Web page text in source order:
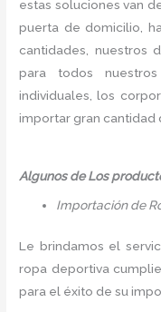
estas soluciones van
puerta de domicilio,
cantidades, nuestros
para todos
individuales, los
importar gran cantidad
Algunos de Los
Importación de
Le brindamos el
ropa deportiva
para el éxito de su